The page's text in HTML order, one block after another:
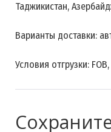
Таджикистан,
Варианты доставки:
Условия отгрузки: